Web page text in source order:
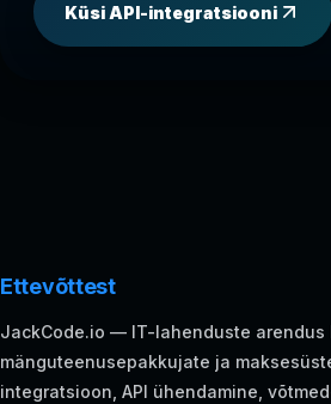
Küsi API-integratsiooni
Ettevõttest
JackCode.io — IT-lahenduste arendus
mänguteenusepakkujate ja
integratsioon, API ühendamine,